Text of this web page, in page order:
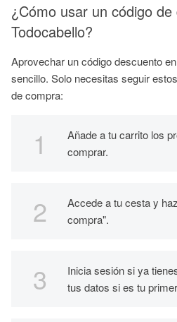
¿Cómo usar un código
Todocabello?
Aprovechar un código descuento
sencillo. Solo necesitas seguir
de compra:
Añade a tu carrito los
comprar.
Accede a tu cesta y
compra".
Inicia sesión si ya
tus datos si es tu